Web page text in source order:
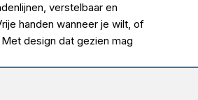
verstelbaar en
handen wanneer je wilt, of
design dat gezien mag